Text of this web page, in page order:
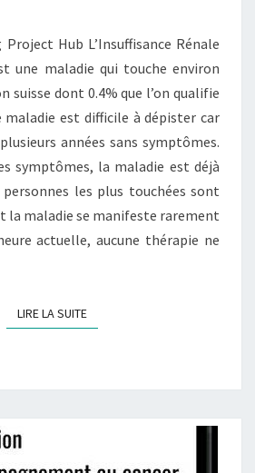
Hub L’Insuffisance Rénale
une maladie qui touche environ
suisse dont 0.4% que l’on qualifie
maladie est difficile à dépister car
années sans symptômes.
symptômes, la maladie est déjà
les plus touchées sont
la maladie se manifeste rarement
actuelle, aucune thérapie ne
LIRE LA SUITELIRE LA SUITE